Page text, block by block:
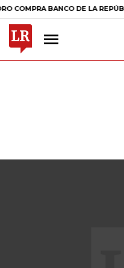
DE LA REPÚBLICA $ 399.745,16